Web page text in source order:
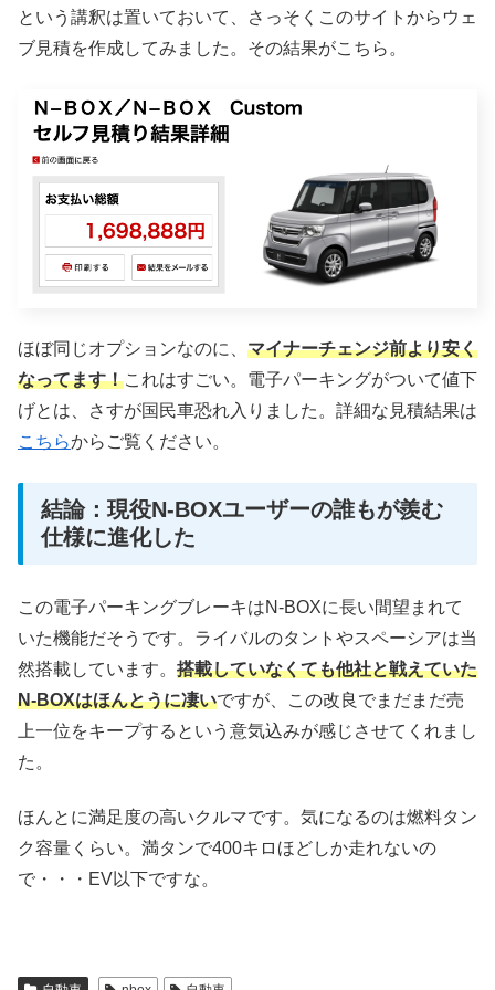
という講釈は置いておいて、さっそくこのサイトからウェ
ブ見積を作成してみました。その結果がこちら。
ほぼ同じオプションなのに、 マイナーチェンジ前より安く
なってます！これはすごい。電子パーキングがついて値下
げとは、さすが国民車恐れ入りました。詳細な見積結果は
こちらからご覧ください。
結論：現役N-BOXユーザーの誰もが羨む
仕様に進化した
この電子パーキングブレーキはN-BOXに長い間望まれて
いた機能だそうです。ライバルのタントやスペーシアは当
然搭載しています。 搭載していなくても他社と戦えていた
N-BOXはほんとうに凄いですが、この改良でまだまだ売
上一位をキープするという意気込みが感じさせてくれまし
た。
ほんとに満足度の高いクルマです。気になるのは燃料タン
ク容量くらい。満タンで400キロほどしか走れないの
で・・・EV以下ですな。